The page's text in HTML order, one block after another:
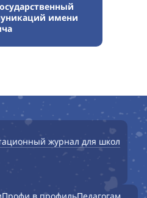
имени
журнал для школ